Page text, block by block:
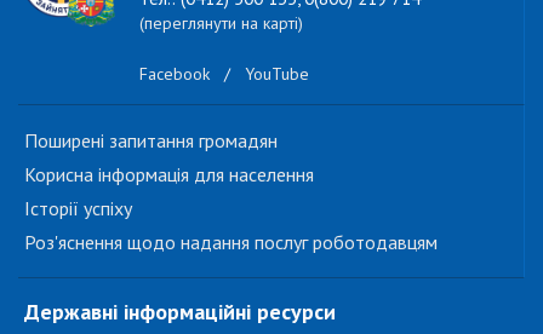
(переглянути на карті)
Facebook / YouTube
Поширені запитання громадян
Корисна інформація для населення
Історії успіху
Роз'яснення щодо надання послуг роботодавцям
Державні інформаційні ресурси